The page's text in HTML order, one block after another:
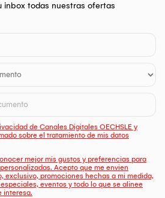
inbox todas nuestras ofertas
de Canales Digitales OECHSLE y
sobre el tratamiento de mis datos
mejor mis gustos y preferencias para
Acepto que me envien
exclusivo, promociones hechas a mi medida,
eventos y todo lo que se alinee
interesa.